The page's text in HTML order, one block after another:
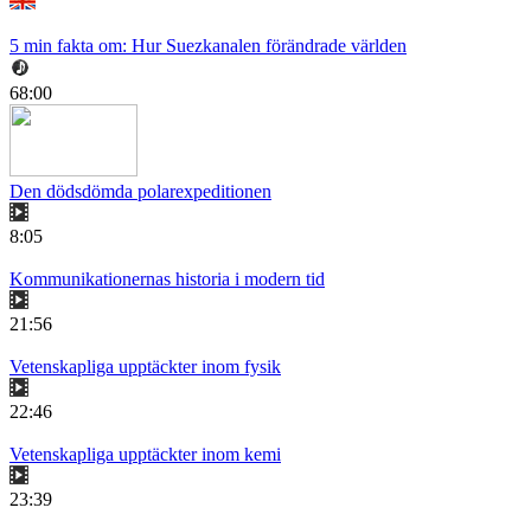
5 min fakta om: Hur Suezkanalen förändrade världen
68:00
Den dödsdömda polarexpeditionen
8:05
Kommunikationernas historia i modern tid
21:56
Vetenskapliga upptäckter inom fysik
22:46
Vetenskapliga upptäckter inom kemi
23:39